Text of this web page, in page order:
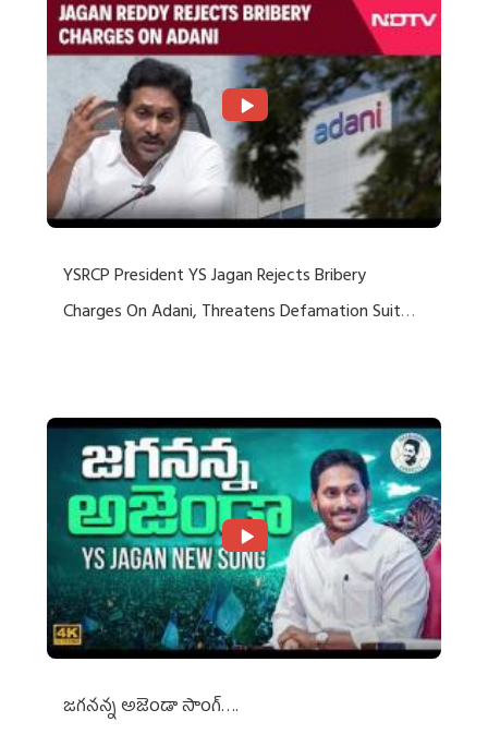
YSRCP President YS Jagan Rejects Bribery
Charges On Adani, Threatens Defamation Suit
జగనన్న అజెండా సాంగ్….